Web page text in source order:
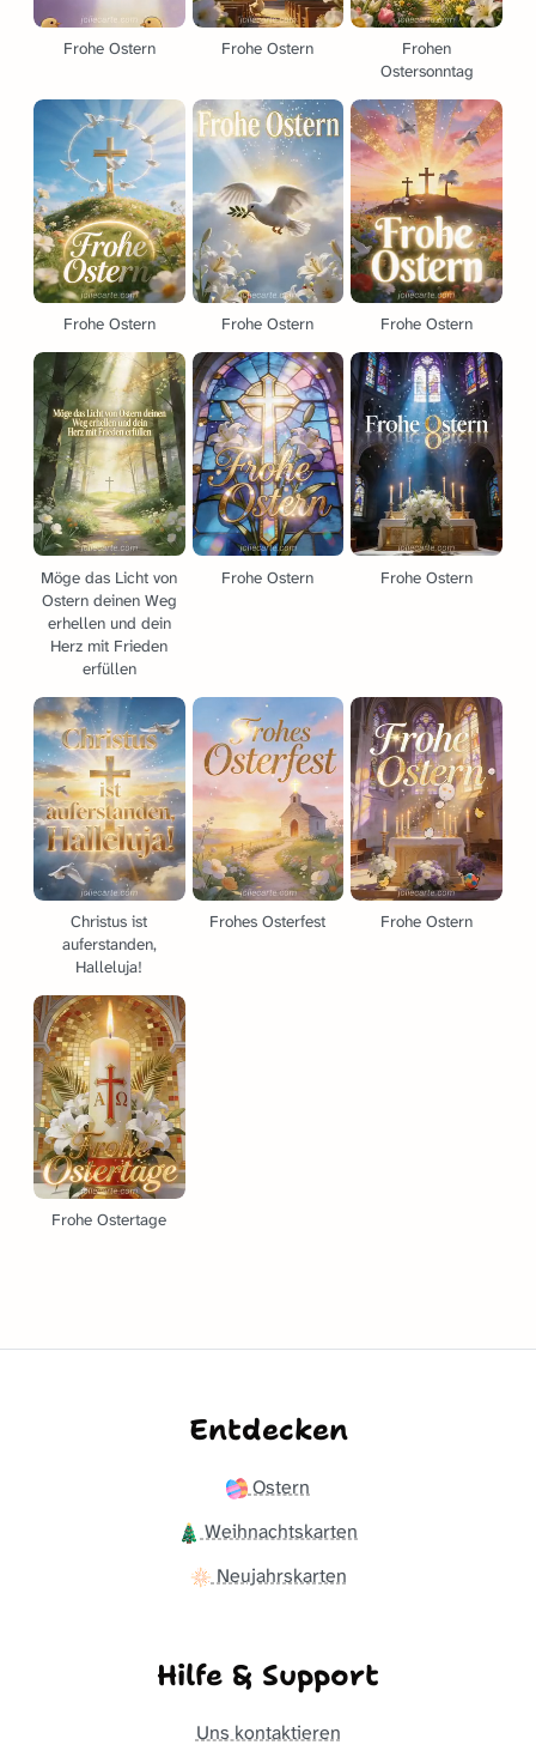
Frohe Ostern Frohe Ostern
Frohen
Ostersonntag
Frohe Ostern Frohe Ostern Frohe Ostern
Möge das Licht von
Ostern deinen Weg
erhellen und dein
Herz mit Frieden
erfüllen
Frohe Ostern Frohe Ostern
Christus ist
auferstanden,
Halleluja!
Frohes Osterfest Frohe Ostern
Frohe Ostertage
Entdecken
Ostern
Weihnachtskarten
Neujahrskarten
Hilfe & Support
Uns kontaktieren